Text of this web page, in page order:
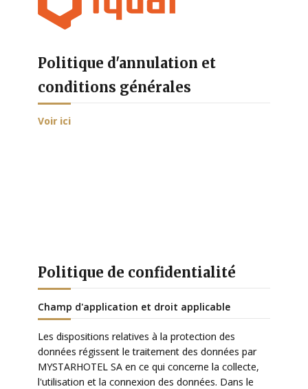
Politique d'annulation et
conditions générales
Voir ici
Politique de confidentialité
Champ d'application et droit applicable
Les dispositions relatives à la protection des
données régissent le traitement des données par
MYSTARHOTEL SA en ce qui concerne la collecte,
l'utilisation et la connexion des données. Dans le